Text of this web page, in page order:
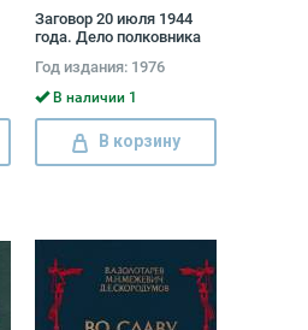
Заговор 20 июля 1944
года. Дело полковника
Финкер
Год издания: 1976
В наличии 1
В корзину